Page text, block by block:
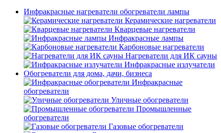
Инфракрасные нагреватели обогреватели лампы
Керамические нагреватели
Кварцевые нагреватели
Инфракрасные лампы
Карбоновые нагреватели
Нагреватели для ИК сауны
Инфракрасные излучатели
Обогреватели для дома, дачи, бизнеса
Инфракрасные
обогреватели
Уличные обогреватели
Промышленные
обогреватели
Газовые обогреватели